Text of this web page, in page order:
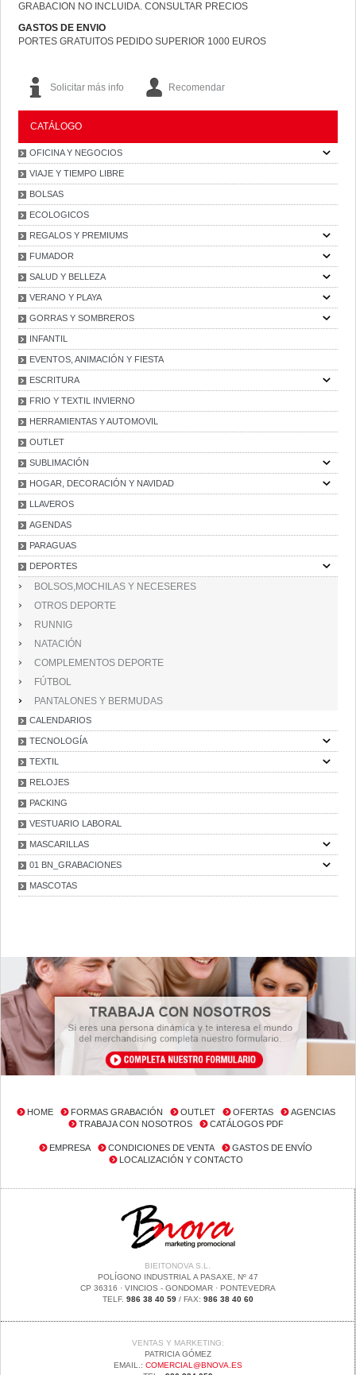
GRABACION NO INCLUIDA. CONSULTAR PRECIOS
GASTOS DE ENVIO
PORTES GRATUITOS PEDIDO SUPERIOR 1000 EUROS
Solicitar más info Recomendar
CATÁLOGO
OFICINA Y NEGOCIOS
VIAJE Y TIEMPO LIBRE
BOLSAS
ECOLOGICOS
REGALOS Y PREMIUMS
FUMADOR
SALUD Y BELLEZA
VERANO Y PLAYA
GORRAS Y SOMBREROS
INFANTIL
EVENTOS, ANIMACIÓN Y FIESTA
ESCRITURA
FRIO Y TEXTIL INVIERNO
HERRAMIENTAS Y AUTOMOVIL
OUTLET
SUBLIMACIÓN
HOGAR, DECORACIÓN Y NAVIDAD
LLAVEROS
AGENDAS
PARAGUAS
DEPORTES
BOLSOS,MOCHILAS Y NECESERES
OTROS DEPORTE
RUNNIG
NATACIÓN
COMPLEMENTOS DEPORTE
FÚTBOL
PANTALONES Y BERMUDAS
CALENDARIOS
TECNOLOGÍA
TEXTIL
RELOJES
PACKING
VESTUARIO LABORAL
MASCARILLAS
01 BN_GRABACIONES
MASCOTAS
HOME FORMAS GRABACIÓN OUTLET OFERTAS
AGENCIAS
TRABAJA CON NOSOTROS
CATÁLOGOS PDF
EMPRESA CONDICIONES DE VENTA
GASTOS DE ENVÍO
LOCALIZACIÓN Y CONTACTO
BIEITONOVA S.L.
POLÍGONO INDUSTRIAL A PASAXE, Nº 47
CP 36316 · VINCIOS - GONDOMAR · PONTEVEDRA
TELF. 986 38 40 59/ FAX: 986 38 40 60
VENTAS Y MARKETING:
PATRICIA GÓMEZ
EMAIL.: COMERCIAL@BNOVA.ES